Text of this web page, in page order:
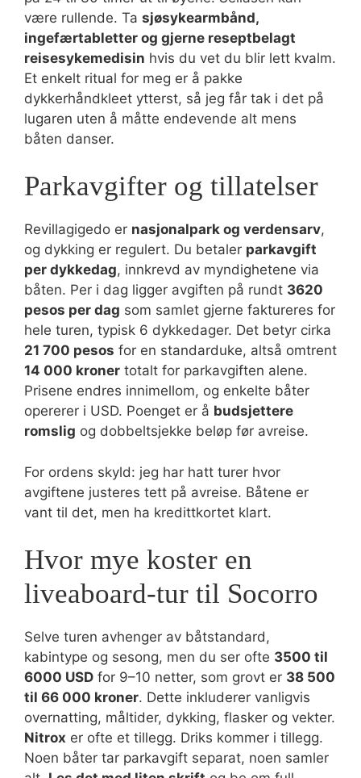
være rullende. Ta sjøsykearmbånd,
ingefærtabletter og gjerne reseptbelagt
reisesykemedisin hvis du vet du blir lett kvalm.
Et enkelt ritual for meg er å pakke
dykkerhåndkleet ytterst, så jeg får tak i det på
lugaren uten å måtte endevende alt mens
båten danser.
Parkavgifter og tillatelser
Revillagigedo er nasjonalpark og verdensarv,
og dykking er regulert. Du betaler parkavgift
per dykkedag, innkrevd av myndighetene via
båten. Per i dag ligger avgiften på rundt 3620
pesos per dag som samlet gjerne faktureres for
hele turen, typisk 6 dykkedager. Det betyr cirka
21 700 pesos for en standarduke, altså omtrent
14 000 kroner totalt for parkavgiften alene.
Prisene endres innimellom, og enkelte båter
opererer i USD. Poenget er å budsjettere
romslig og dobbeltsjekke beløp før avreise.
For ordens skyld: jeg har hatt turer hvor
avgiftene justeres tett på avreise. Båtene er
vant til det, men ha kredittkortet klart.
Hvor mye koster en
liveaboard-tur til Socorro
Selve turen avhenger av båtstandard,
kabintype og sesong, men du ser ofte 3500 til
6000 USD for 9–10 netter, som grovt er 38 500
til 66 000 kroner. Dette inkluderer vanligvis
overnatting, måltider, dykking, flasker og vekter.
Nitrox er ofte et tillegg. Driks kommer i tillegg.
Noen båter tar parkavgift separat, noen samler